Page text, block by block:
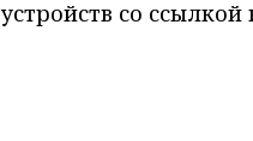
устройств со